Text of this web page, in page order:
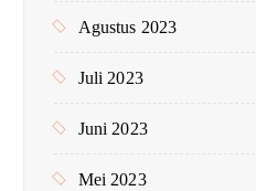
Agustus 2023
Juli 2023
Juni 2023
Mei 2023